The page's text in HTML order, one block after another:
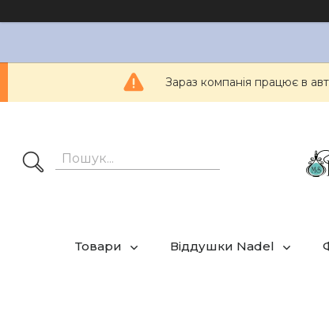
Зараз компанія працює в
Товари Віддушки Nadel